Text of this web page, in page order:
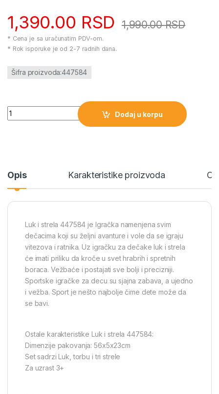
1,390.00 RSD 1,990.00RSD
* Cena je sa uračunatim PDV-om.
* Rok isporuke je od 2-7 radnih dana.
Šifra proizvoda:447584
Luk i strela 447584 količina
Dodaj u korpu
Opis Karakteristike proizvoda
Luk i strela 447584 je Igračka namenjena svim
dečacima koji su željni avanture i vole da se igraju
vitezova i ratnika. Uz igračku za dečake luk i strela
će imati priliku da kroče u svet hrabrih i spretnih
boraca. Vežbaće i postajati sve bolji i precizniji.
Sportske igračke za decu su sjajna zabava, a ujedno
i vežba. Sport je nešto najbolje čime dete može da
se bavi.
Ostale karakteristike Luk i strela 447584:
Dimenzije pakovanja: 56x5x23cm
Set sadrzi Luk, torbu i tri strele
Za uzrast 3+